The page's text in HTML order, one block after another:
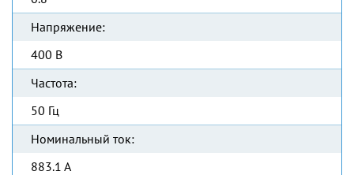
Напряжение:
400 В
Частота:
50 Гц
Номинальный ток:
883.1 А